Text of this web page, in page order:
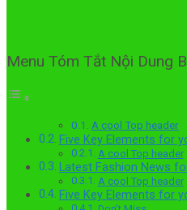
Menu Tóm Tắt Nội Dung
A cool Top header
Five Key Elements for
A cool Top header
Latest Fashion News
A cool Top header
Five Key Elements for